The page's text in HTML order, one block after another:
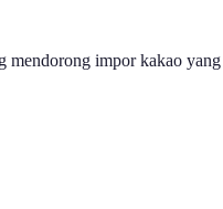
mendorong impor kakao